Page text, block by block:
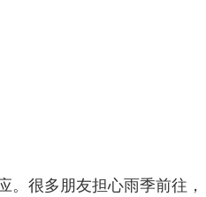
。很多朋友担心雨季前往，